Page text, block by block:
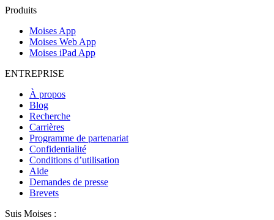
Produits
Moises App
Moises Web App
Moises iPad App
ENTREPRISE
À propos
Blog
Recherche
Carrières
Programme de partenariat
Confidentialité
Conditions d’utilisation
Aide
Demandes de presse
Brevets
Suis Moises :